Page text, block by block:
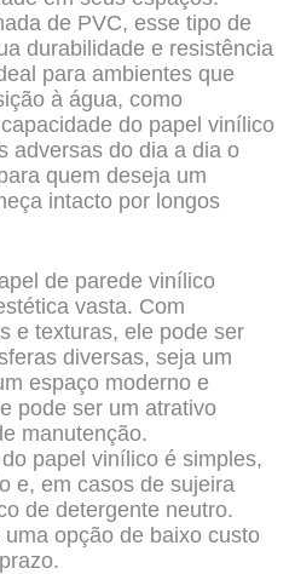
de PVC, esse tipo de
durabilidade e resistência
para ambientes que
à água, como
do papel vinílico
adversas do dia a dia o
quem deseja um
intacto por longos
de parede vinílico
vasta. Com
e texturas, ele pode ser
diversas, seja um
espaço moderno e
pode ser um atrativo
manutenção.
papel vinílico é simples,
e, em casos de sujeira
de detergente neutro.
opção de baixo custo